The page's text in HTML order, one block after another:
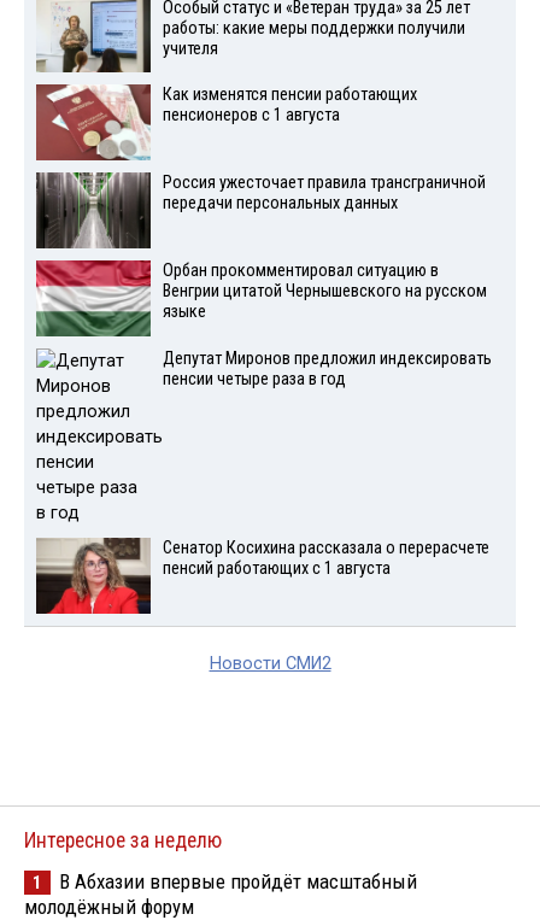
Особый статус и «Ветеран труда» за 25 лет
работы: какие меры поддержки получили
учителя
Как изменятся пенсии работающих
пенсионеров с 1 августа
Россия ужесточает правила трансграничной
передачи персональных данных
Орбан прокомментировал ситуацию в
Венгрии цитатой Чернышевского на русском
языке
Депутат Миронов предложил индексировать
пенсии четыре раза в год
Сенатор Косихина рассказала о перерасчете
пенсий работающих с 1 августа
Новости СМИ2
Интересное за неделю
1
В Абхазии впервые пройдёт масштабный
молодёжный форум